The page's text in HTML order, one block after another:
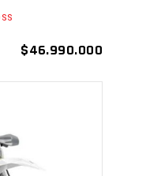
$46.990.000